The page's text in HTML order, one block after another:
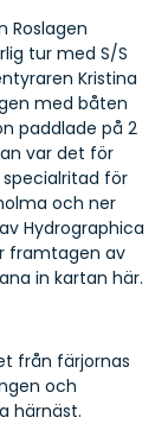
Roslagen
tur med S/S
Kristina
med båten
paddlade på 2
var det för
specialritad för
och ner
Hydrographica
framtagen av
in kartan här.
från färjornas
och
härnäst.